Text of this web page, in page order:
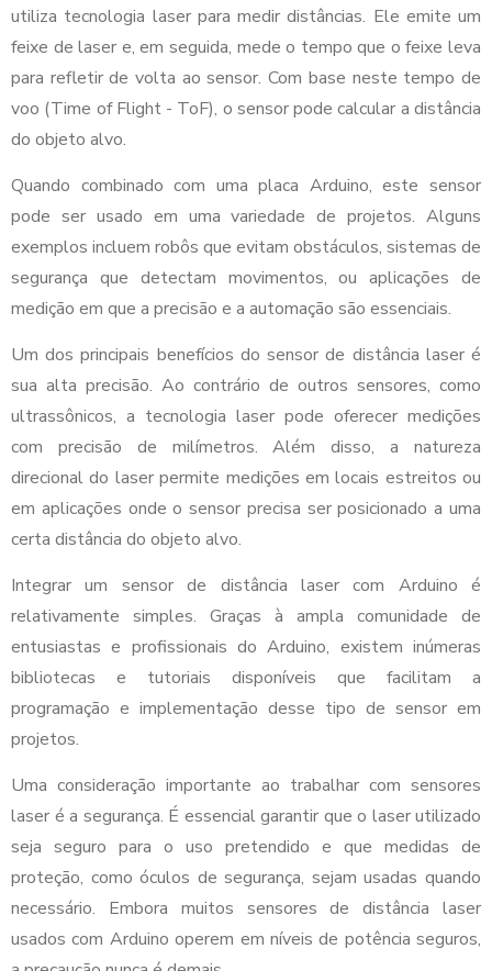
utiliza tecnologia laser para medir distâncias. Ele emite um
feixe de laser e, em seguida, mede o tempo que o feixe leva
para refletir de volta ao sensor. Com base neste tempo de
voo (Time of Flight - ToF), o sensor pode calcular a distância
do objeto alvo.
Quando combinado com uma placa Arduino, este sensor
pode ser usado em uma variedade de projetos. Alguns
exemplos incluem robôs que evitam obstáculos, sistemas de
segurança que detectam movimentos, ou aplicações de
medição em que a precisão e a automação são essenciais.
Um dos principais benefícios do sensor de distância laser é
sua alta precisão. Ao contrário de outros sensores, como
ultrassônicos, a tecnologia laser pode oferecer medições
com precisão de milímetros. Além disso, a natureza
direcional do laser permite medições em locais estreitos ou
em aplicações onde o sensor precisa ser posicionado a uma
certa distância do objeto alvo.
Integrar um sensor de distância laser com Arduino é
relativamente simples. Graças à ampla comunidade de
entusiastas e profissionais do Arduino, existem inúmeras
bibliotecas e tutoriais disponíveis que facilitam a
programação e implementação desse tipo de sensor em
projetos.
Uma consideração importante ao trabalhar com sensores
laser é a segurança. É essencial garantir que o laser utilizado
seja seguro para o uso pretendido e que medidas de
proteção, como óculos de segurança, sejam usadas quando
necessário. Embora muitos sensores de distância laser
usados com Arduino operem em níveis de potência seguros,